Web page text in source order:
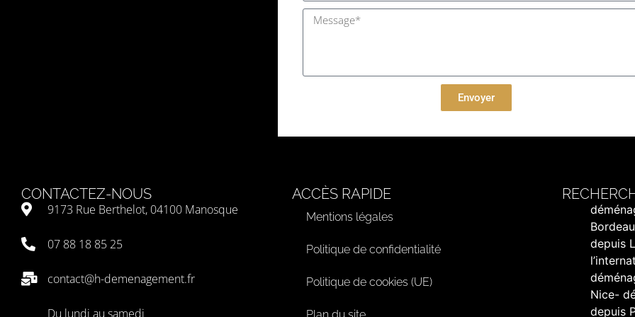
Envoyer
CONTACTEZ-NOUS
9173 Rue Berthelot, 04100 Manosque
07 88 18 85 25
contact@h-demenagement.fr
Du lundi au samedi
ACCÈS RAPIDE
Mentions légales
Politique de confidentialité
Politique de cookies (UE)
depuis
Nice-
depuis